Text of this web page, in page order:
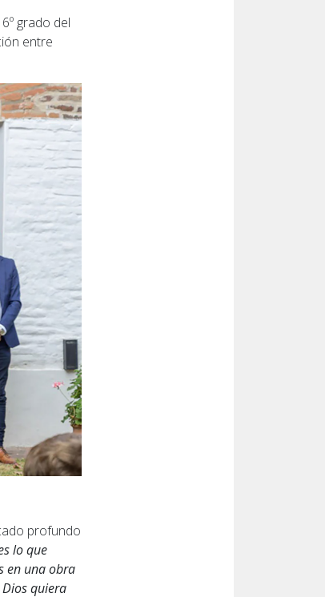
grado del
entre
profundo
lo que
en una obra
quiera